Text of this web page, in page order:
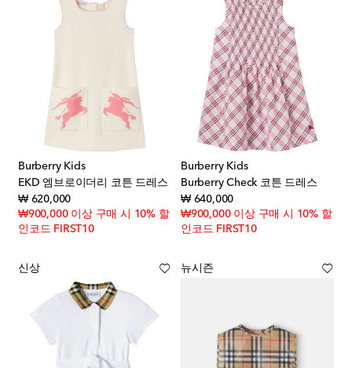
Burberry Kids
EKD 엠브로이더리 코튼 드레스
₩ 620,000original price
₩900,000 이상 구매 시 10% 할
인코드 FIRST10
Burberry Kids
Burberry Check 코튼 드레스
₩ 640,000original price
₩900,000 이상 구매 시 10% 할
인코드 FIRST10
신상 뉴시즌